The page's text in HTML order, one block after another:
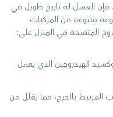
فإن العسل له تاريخ طويل في
متنوعة من المركبات
المتقيحة في المنزل على:
الهيدروجين الذي يعمل
المرتبط بالجرح، مما يقلل من